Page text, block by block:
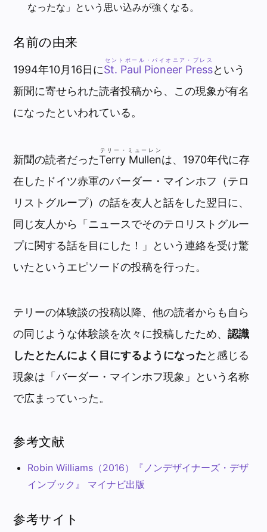
なったな」という思い込みが強くなる。
名前の由来
1994年10月16日にSt. Paul Pioneer Press
セントポール・パイオニア・プレス
という
新聞に寄せられた読者投稿から、この現象が有名
になったといわれている。
新聞の読者だったTerry Mullen
テリー・ミューレン
は、 1970年代に存
在したドイツ赤軍のバーダー・マインホフ（テロ
リストグループ）の話を友人と話をした翌日に、
同じ友人から「ニュースでそのテロリストグルー
プに関する話を目にした！」という連絡を受け驚
いたというエピソードの投稿を行った。
テリーの体験談の投稿以降、他の読者からも自ら
の同じような体験談を次々に投稿したため、認識
したとたんによく目にするようになったと感じる
現象は「バーダー・マインホフ現象」という名称
で広まっていった。
参考文献
Robin Williams（2016）『ノンデザイナーズ・デザ
インブック』 マイナビ出版
参考サイト